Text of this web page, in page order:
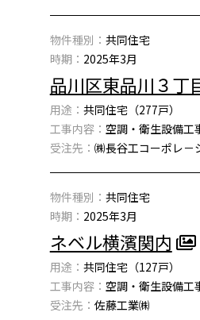
物件種別： 共同住宅
時期： 2025年3月
品川区東品川３丁
用途： 共同住宅（277戸）
工事内容： 空調・衛生設備工
受注先： ㈱長谷工コーポレ－
物件種別： 共同住宅
時期： 2025年3月
ネベル横濱関内
用途： 共同住宅（127戸）
工事内容： 空調・衛生設備工
受注先： 佐藤工業㈱